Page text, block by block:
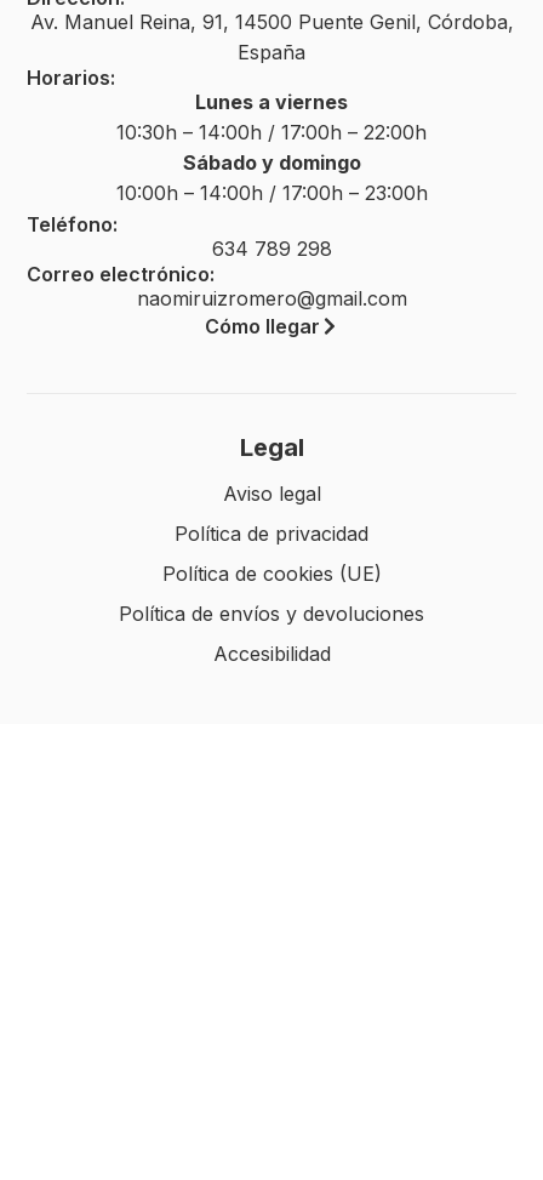
Av. Manuel Reina, 91, 14500 Puente Genil, Córdoba,
España
Horarios:
Lunes a viernes
10:30h – 14:00h / 17:00h – 22:00h
Sábado y domingo
10:00h – 14:00h / 17:00h – 23:00h
Teléfono:
634 789 298
Correo electrónico:
naomiruizromero@gmail.com
Cómo llegar
Legal
Aviso legal
Política de privacidad
Política de cookies (UE)
Política de envíos y devoluciones
Accesibilidad